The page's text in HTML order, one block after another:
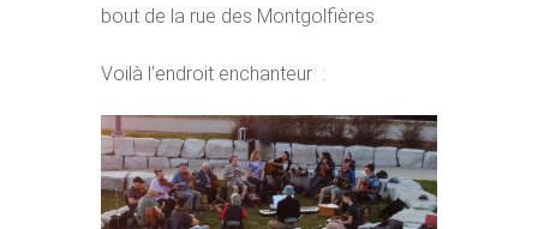
bout de la rue des Montgolfières.
Voilà l’endroit enchanteur :